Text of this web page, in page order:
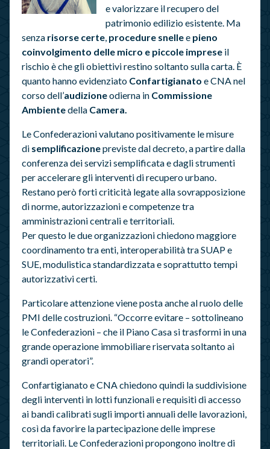
e valorizzare il recupero del
patrimonio edilizio esistente. Ma
senza risorse certe, procedure snellee pieno
coinvolgimento delle micro e piccole imprese il
rischio è che gli obiettivi restino soltanto sulla carta. È
quanto hanno evidenziato Confartigianato e CNA nel
corso dell’audizioneodierna in Commissione
Ambientedella Camera.
Le Confederazioni valutano positivamente le misure
di semplificazionepreviste dal decreto, a partire dalla
conferenza dei servizi semplificata e dagli strumenti
per accelerare gli interventi di recupero urbano.
Restano però forti criticità legate alla sovrapposizione
di norme, autorizzazioni e competenze tra
amministrazioni centrali e territoriali.
Per questo le due organizzazioni chiedono maggiore
coordinamento tra enti, interoperabilità tra SUAP e
SUE, modulistica standardizzata e soprattutto tempi
autorizzativi certi.
Particolare attenzione viene posta anche al ruolo delle
PMI delle costruzioni. “Occorre evitare – sottolineano
le Confederazioni – che il Piano Casa si trasformi in una
grande operazione immobiliare riservata soltanto ai
grandi operatori”.
Confartigianato e CNA chiedono quindi la suddivisione
degli interventi in lotti funzionali e requisiti di accesso
ai bandi calibrati sugli importi annuali delle lavorazioni,
così da favorire la partecipazione delle imprese
territoriali. Le Confederazioni propongono inoltre di